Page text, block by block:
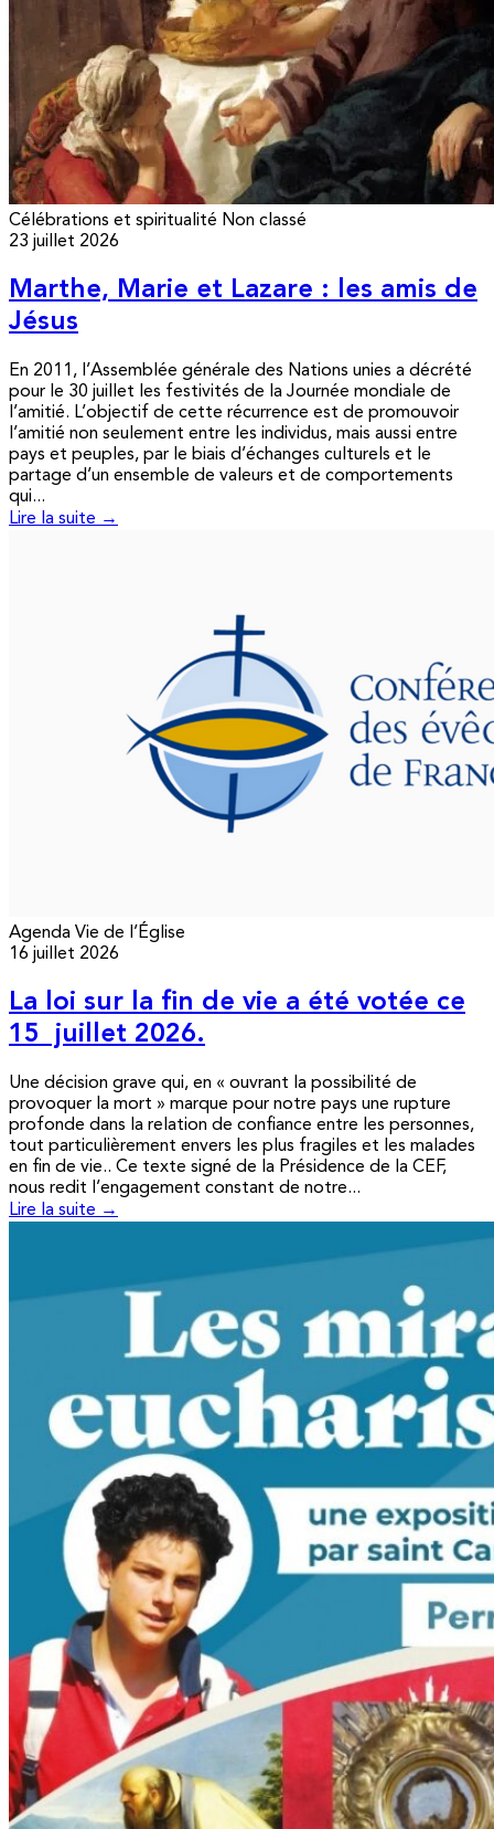
Célébrations et spiritualité Non classé
23 juillet 2026
Marthe, Marie et Lazare : les amis de
Jésus
En 2011, l’Assemblée générale des Nations unies a décrété
pour le 30 juillet les festivités de la Journée mondiale de
l’amitié. L’objectif de cette récurrence est de promouvoir
l’amitié non seulement entre les individus, mais aussi entre
pays et peuples, par le biais d’échanges culturels et le
partage d’un ensemble de valeurs et de comportements
qui...
Lire la suite →
Agenda Vie de l’Église
16 juillet 2026
La loi sur la fin de vie a été votée ce
15 juillet 2026.
Une décision grave qui, en « ouvrant la possibilité de
provoquer la mort » marque pour notre pays une rupture
profonde dans la relation de confiance entre les personnes,
tout particulièrement envers les plus fragiles et les malades
en fin de vie.. Ce texte signé de la Présidence de la CEF,
nous redit l’engagement constant de notre...
Lire la suite →